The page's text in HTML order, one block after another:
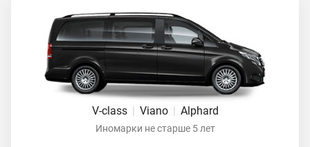
V-class | Viano | Alphard
Иномарки не старше 5 лет